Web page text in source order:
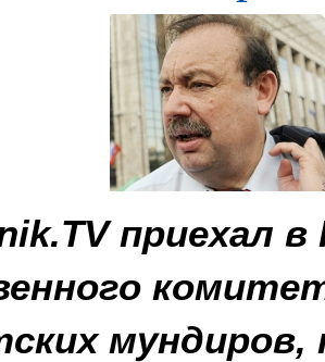
приехал
мундиров,